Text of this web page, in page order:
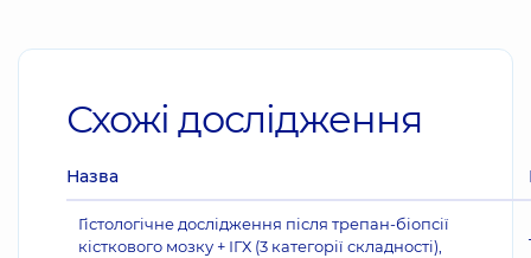
Схожі дослідження
Назва
Гістологічне дослідження після трепан-біопсії
кісткового мозку + ІГХ (3 категорії складності),